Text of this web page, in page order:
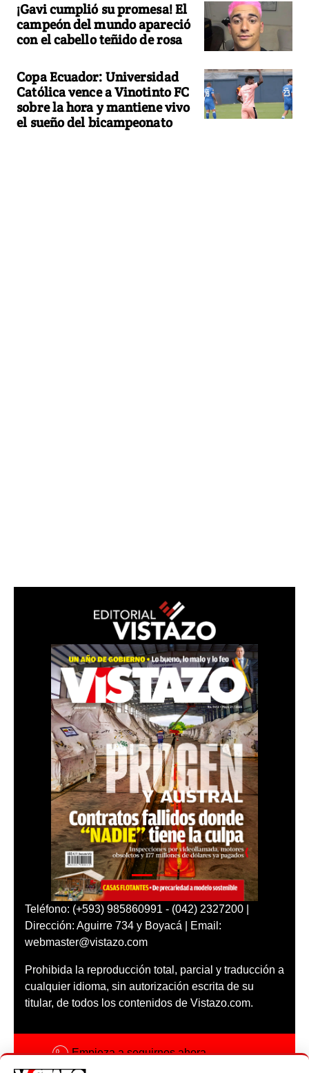
¡Gavi cumplió su promesa! El
campeón del mundo apareció
con el cabello teñido de rosa
Copa Ecuador: Universidad
Católica vence a Vinotinto FC
sobre la hora y mantiene vivo
el sueño del bicampeonato
Teléfono: (+593) 985860991 - (042) 2327200 |
Dirección: Aguirre 734 y Boyacá | Email:
webmaster@vistazo.com
Prohibida la reproducción total, parcial y traducción a
cualquier idioma, sin autorización escrita de su
titular, de todos los contenidos de Vistazo.com.
Empieza a seguirnos ahora